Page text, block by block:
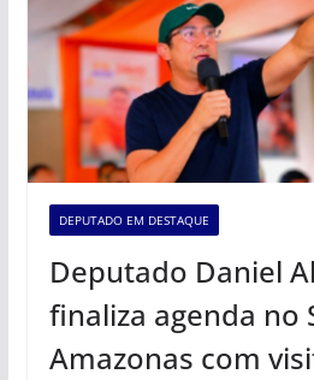
DEPUTADO EM DESTAQUE
Deputado Daniel
finaliza agenda no
Amazonas com